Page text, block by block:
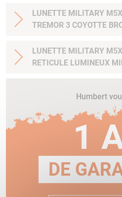
LUNETTE MILITARY
TREMOR 3 COYOTTE
LUNETTE MILITARY
RETICULE LUMINEUX
Humbert
1
DE